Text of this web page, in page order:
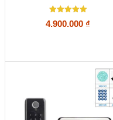
Được xếp
hạng
4.900.000 ₫